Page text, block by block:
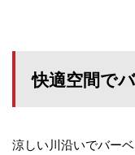
快適空間で
涼しい川沿いでバー